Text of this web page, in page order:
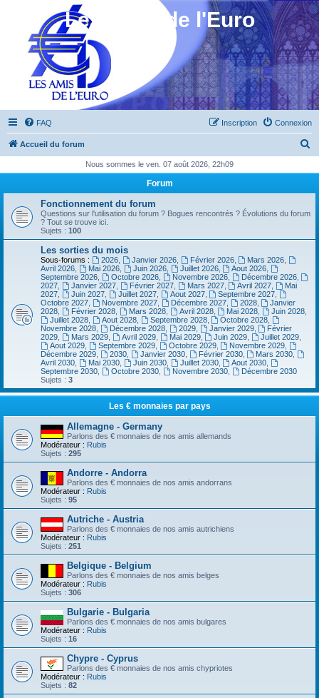
Les Amis de l'Euro
FAQ Connexion
Inscription
Accueil du forum
h
Nous sommes le ven. 07 août 2026, 22h09
Forum
Fonctionnement du forum
Questions sur l'utilisation du forum ? Bogues rencontrés ? Évolutions du forum
? Tout se trouve ici.
Sujets : 100
Les sorties du mois
Sous-forums : 2026, Janvier 2026, Février 2026, Mars 2026
Avril 2026
Mai 2026, Juin 2026, Juillet 2026, Aout 2026
Septembre 2026
Octobre 2026, Novembre 2026, Décembre 2026,
2027
Janvier 2027, Février 2027, Mars 2027, Avril 2027
Mai
2027
Juin 2027, Juillet 2027, Aout 2027, Septembre 2027
Octobre 2027
Novembre 2027, Décembre 2027, 2028,
Janvier
2028
Février 2028, Mars 2028, Avril 2028, Mai 2028 Juin 2028
Juillet 2028, Aout 2028, Septembre 2028, Octobre 2028
Novembre 2028
Décembre 2028, 2029, Janvier 2029,
Février
2029
Mars 2029, Avril 2029, Mai 2029, Juin 2029 Juillet 2029
Aout 2029, Septembre 2029, Octobre 2029, Novembre 2029
Décembre 2029
2030, Janvier 2030, Février 2030, Mars 2030
Avril 2030
Mai 2030, Juin 2030, Juillet 2030, Aout 2030
Septembre 2030
Octobre 2030, Novembre 2030,
Décembre 2030
Sujets : 3
Les € monnaies par pays
Allemagne - Germany
Parlons des € monnaies de nos amis allemands
Modérateur : Rubis
Sujets : 295
Andorre - Andorra
Parlons des € monnaies de nos amis andorrans
Modérateur : Rubis
Sujets : 95
Autriche - Austria
Parlons des € monnaies de nos amis autrichiens
Modérateur : Rubis
Sujets : 251
Belgique - Belgium
Parlons des € monnaies de nos amis belges
Modérateur : Rubis
Sujets : 306
Bulgarie - Bulgaria
Parlons des € monnaies de nos amis bulgares
Modérateur : Rubis
Sujets : 16
Chypre - Cyprus
Parlons des € monnaies de nos amis chypriotes
Modérateur : Rubis
Sujets : 82